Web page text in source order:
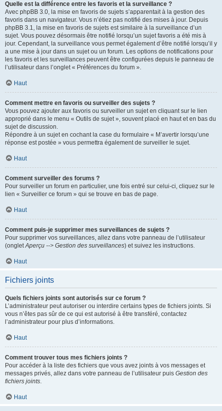
Quelle est la différence entre les favoris et la surveillance ?
Avec phpBB 3.0, la mise en favoris de sujets s’apparentait à la gestion des
favoris dans un navigateur. Vous n’étiez pas notifié des mises à jour. Depuis
phpBB 3.1, la mise en favoris de sujets est similaire à la surveillance d’un
sujet. Vous pouvez désormais être notifié lorsqu’un sujet favoris a été mis à
jour. Cependant, la surveillance vous permet également d’être notifié lorsqu’il y
a une mise à jour dans un sujet ou un forum. Les options de notifications pour
les favoris et les surveillances peuvent être configurées depuis le panneau de
l’utilisateur dans l’onglet « Préférences du forum ».
Haut
Comment mettre en favoris ou surveiller des sujets ?
Vous pouvez ajouter aux favoris ou surveiller un sujet en cliquant sur le lien
approprié dans le menu « Outils de sujet », souvent placé en haut et en bas du
sujet de discussion.
Répondre à un sujet en cochant la case du formulaire « M’avertir lorsqu’une
réponse est postée » vous permettra également de surveiller le sujet.
Haut
Comment surveiller des forums ?
Pour surveiller un forum en particulier, une fois entré sur celui-ci, cliquez sur le
lien « Surveiller ce forum » qui se trouve en bas de page.
Haut
Comment puis-je supprimer mes surveillances de sujets ?
Pour supprimer vos surveillances, allez dans votre panneau de l’utilisateur
(ongletAperçu --> Gestion des surveillances) et suivez les instructions.
Haut
Fichiers joints
Quels fichiers joints sont autorisés sur ce forum ?
L’administrateur peut autoriser ou interdire certains types de fichiers joints. Si
vous n’êtes pas sûr de ce qui est autorisé à être transféré, contactez
l’administrateur pour plus d’informations.
Haut
Comment trouver tous mes fichiers joints ?
Pour accéder à la liste des fichiers que vous avez joints à vos messages et
messages privés, allez dans votre panneau de l’utilisateur puis Gestion des
fichiers joints.
Haut